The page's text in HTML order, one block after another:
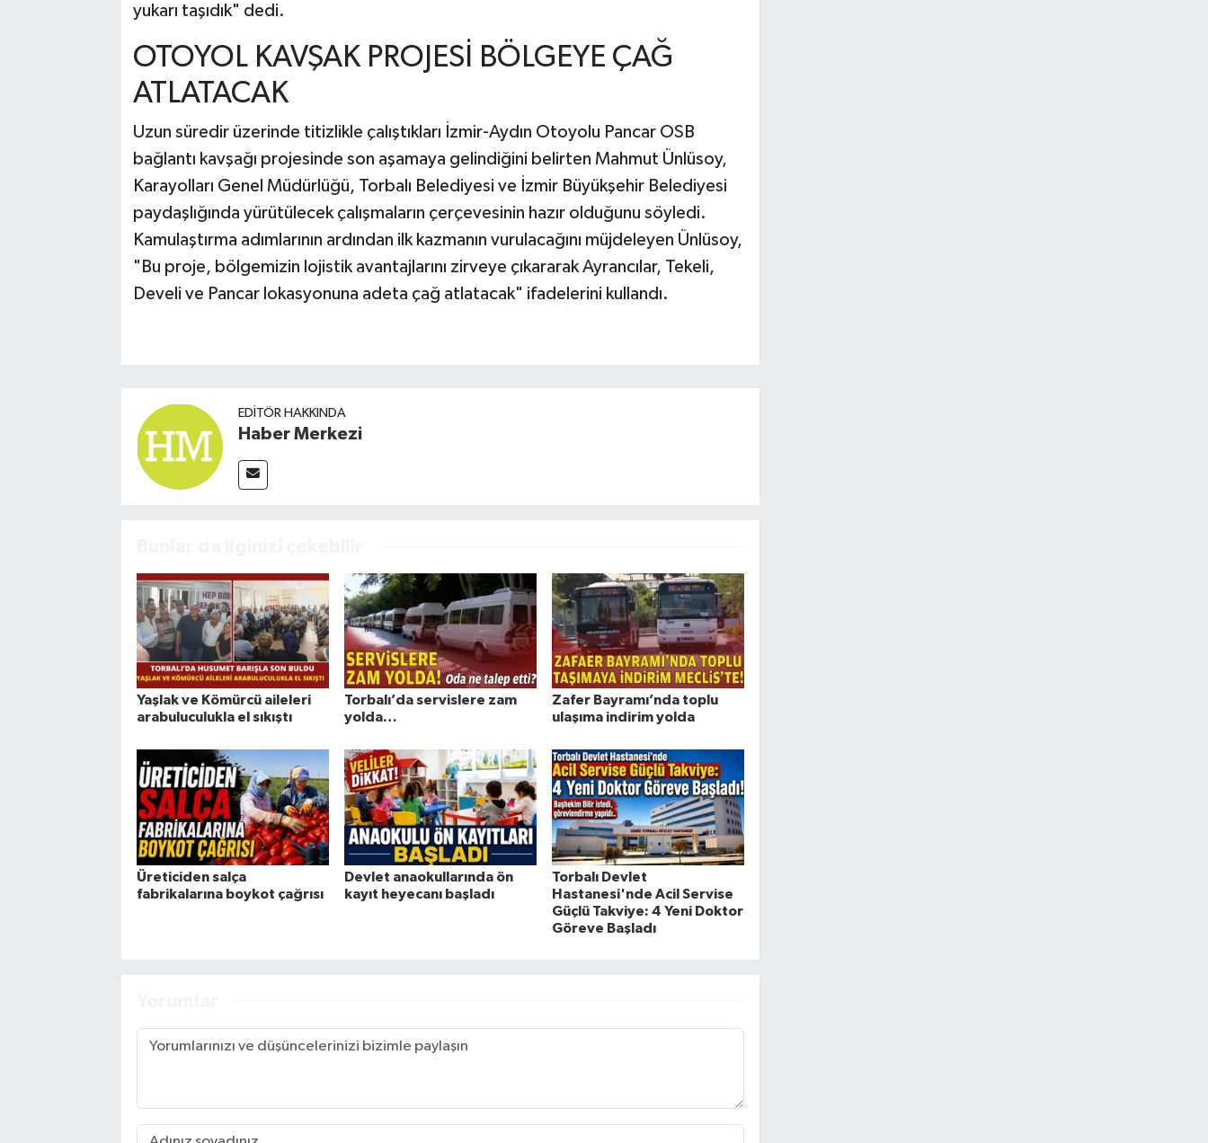
yukarı taşıdık" dedi.
OTOYOL KAVŞAK PROJESİ BÖLGEYE ÇAĞ
ATLATACAK
Uzun süredir üzerinde titizlikle çalıştıkları İzmir-Aydın Otoyolu Pancar OSB
bağlantı kavşağı projesinde son aşamaya gelindiğini belirten Mahmut Ünlüsoy,
Karayolları Genel Müdürlüğü, Torbalı Belediyesi ve İzmir Büyükşehir Belediyesi
paydaşlığında yürütülecek çalışmaların çerçevesinin hazır olduğunu söyledi.
Kamulaştırma adımlarının ardından ilk kazmanın vurulacağını müjdeleyen Ünlüsoy,
"Bu proje, bölgemizin lojistik avantajlarını zirveye çıkararak Ayrancılar, Tekeli,
Develi ve Pancar lokasyonuna adeta çağ atlatacak" ifadelerini kullandı.
EDITÖR HAKKINDA
Haber Merkezi
Yaşlak ve Kömürcü aileleri
arabuluculukla el sıkıştı
Torbalı’da servislere zam
yolda…
Zafer Bayramı’nda toplu
ulaşıma indirim yolda
Üreticiden salça
fabrikalarına boykot çağrısı
Devlet anaokullarında ön
kayıt heyecanı başladı
Torbalı Devlet
Hastanesi'nde Acil Servise
Güçlü Takviye: 4 Yeni Doktor
Göreve Başladı